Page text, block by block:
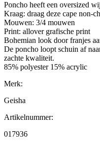
Poncho heeft een oversized
Kraag: draag deze cape non-
Mouwen: 3/4 mouwen
Print: allover grafische print
Bohemian look door franjes
De poncho loopt schuin af
zachte kwaliteit.
85% polyester 15% acrylic
Merk:
Geisha
Artikelnummer:
017936